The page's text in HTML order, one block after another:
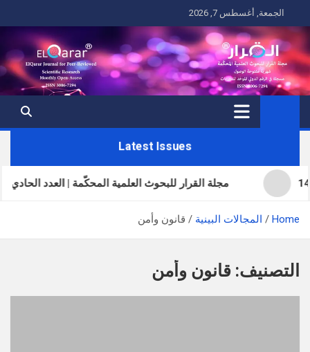
to
content
الجمعة, أغسطس 7, 2026
Latest Issues
مجلة القرار للبحوث العلمية المحكّمة | العدد الحادي والثلاثون |
Home المجالات البينية قانون وأمن
التصنيف: قانون وأمن